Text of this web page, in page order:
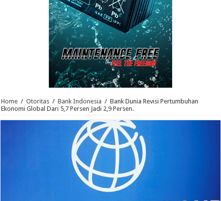
Home / Otoritas / Bank Indonesia / Bank Dunia Revisi Pertumbuhan
Ekonomi Global Dari 5,7 Persen Jadi 2,9 Persen.